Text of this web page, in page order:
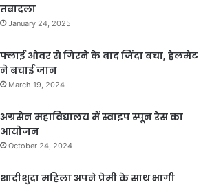
तबादला
January 24, 2025
फ्लाई ओवर से गिरने के बाद जिंदा बचा, हेलमेट
ने बचाई जान
March 19, 2024
अग्रसेन महाविद्यालय में स्वाइप स्पून रेस का
आयोजन
October 24, 2024
शादीशुदा महिला अपने प्रेमी के साथ भागी